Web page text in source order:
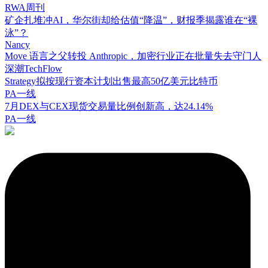
RWA周刊
矿企扎堆冲AI，华尔街却给估值“降温”，财报季揭露谁在“裸
泳”？
Nancy
Move 语言之父转投 Anthropic，加密行业正在批量失去守门人
深潮TechFlow
Strategy拟按现行资本计划出售最高50亿美元比特币
PA一线
7月DEX与CEX现货交易量比例创新高，达24.14%
PA一线